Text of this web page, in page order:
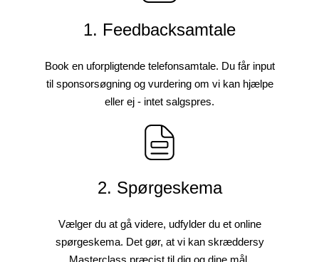
1. Feedbacksamtale
Book en uforpligtende telefonsamtale. Du får input
til sponsorsøgning og vurdering om vi kan hjælpe
eller ej - intet salgspres.
2. Spørgeskema
Vælger du at gå videre, udfylder du et online
spørgeskema. Det gør, at vi kan skræddersy
Masterclass præcist til dig og dine mål.